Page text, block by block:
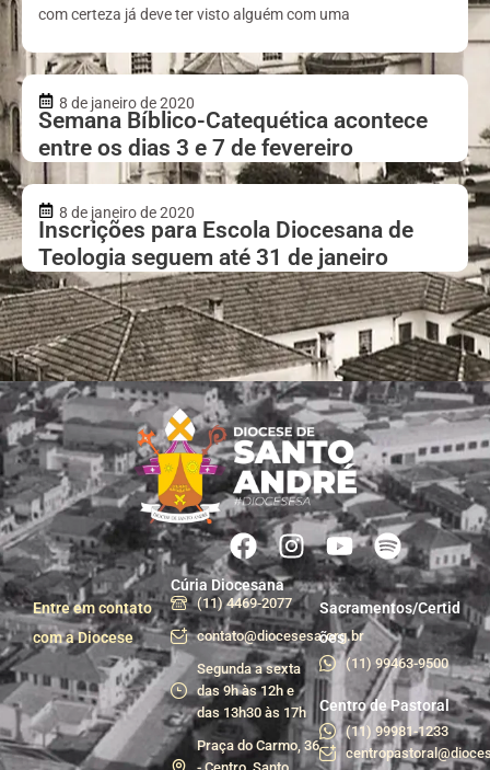
com certeza já deve ter visto alguém com uma
8 de janeiro de 2020
Semana Bíblico-Catequética acontece
entre os dias 3 e 7 de fevereiro
8 de janeiro de 2020
Inscrições para Escola Diocesana de
Teologia seguem até 31 de janeiro
Entre em contato
com a Diocese
Cúria Diocesana
(11) 4469-2077
contato@diocesesa.org.br
Segunda a sexta
das 9h às 12h e
das 13h30 às 17h
Praça do Carmo, 36
Sacramentos/Certid
ões
(11) 99463-9500
Centro de Pastoral
(11) 99981-1233